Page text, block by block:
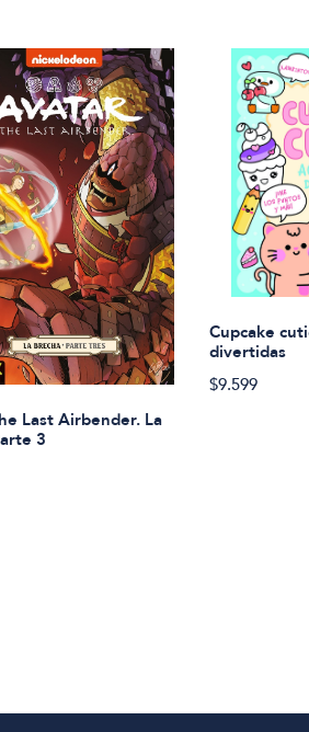
Last Airbender. La
3
Cupcake
divertidas
$9.599